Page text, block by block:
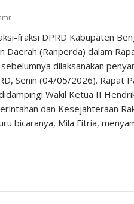
fraksi DPRD Kabupaten
Daerah (Ranperda) dalam
dilaksanakan
Senin (04/05/2026). Rapat
Wakil Ketua II
dan Kesejahteraan
bicaranya, Mila Fitria,